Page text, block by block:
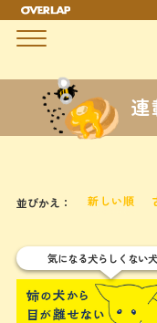
連
並びかえ： 新しい順
気になる犬らしくない